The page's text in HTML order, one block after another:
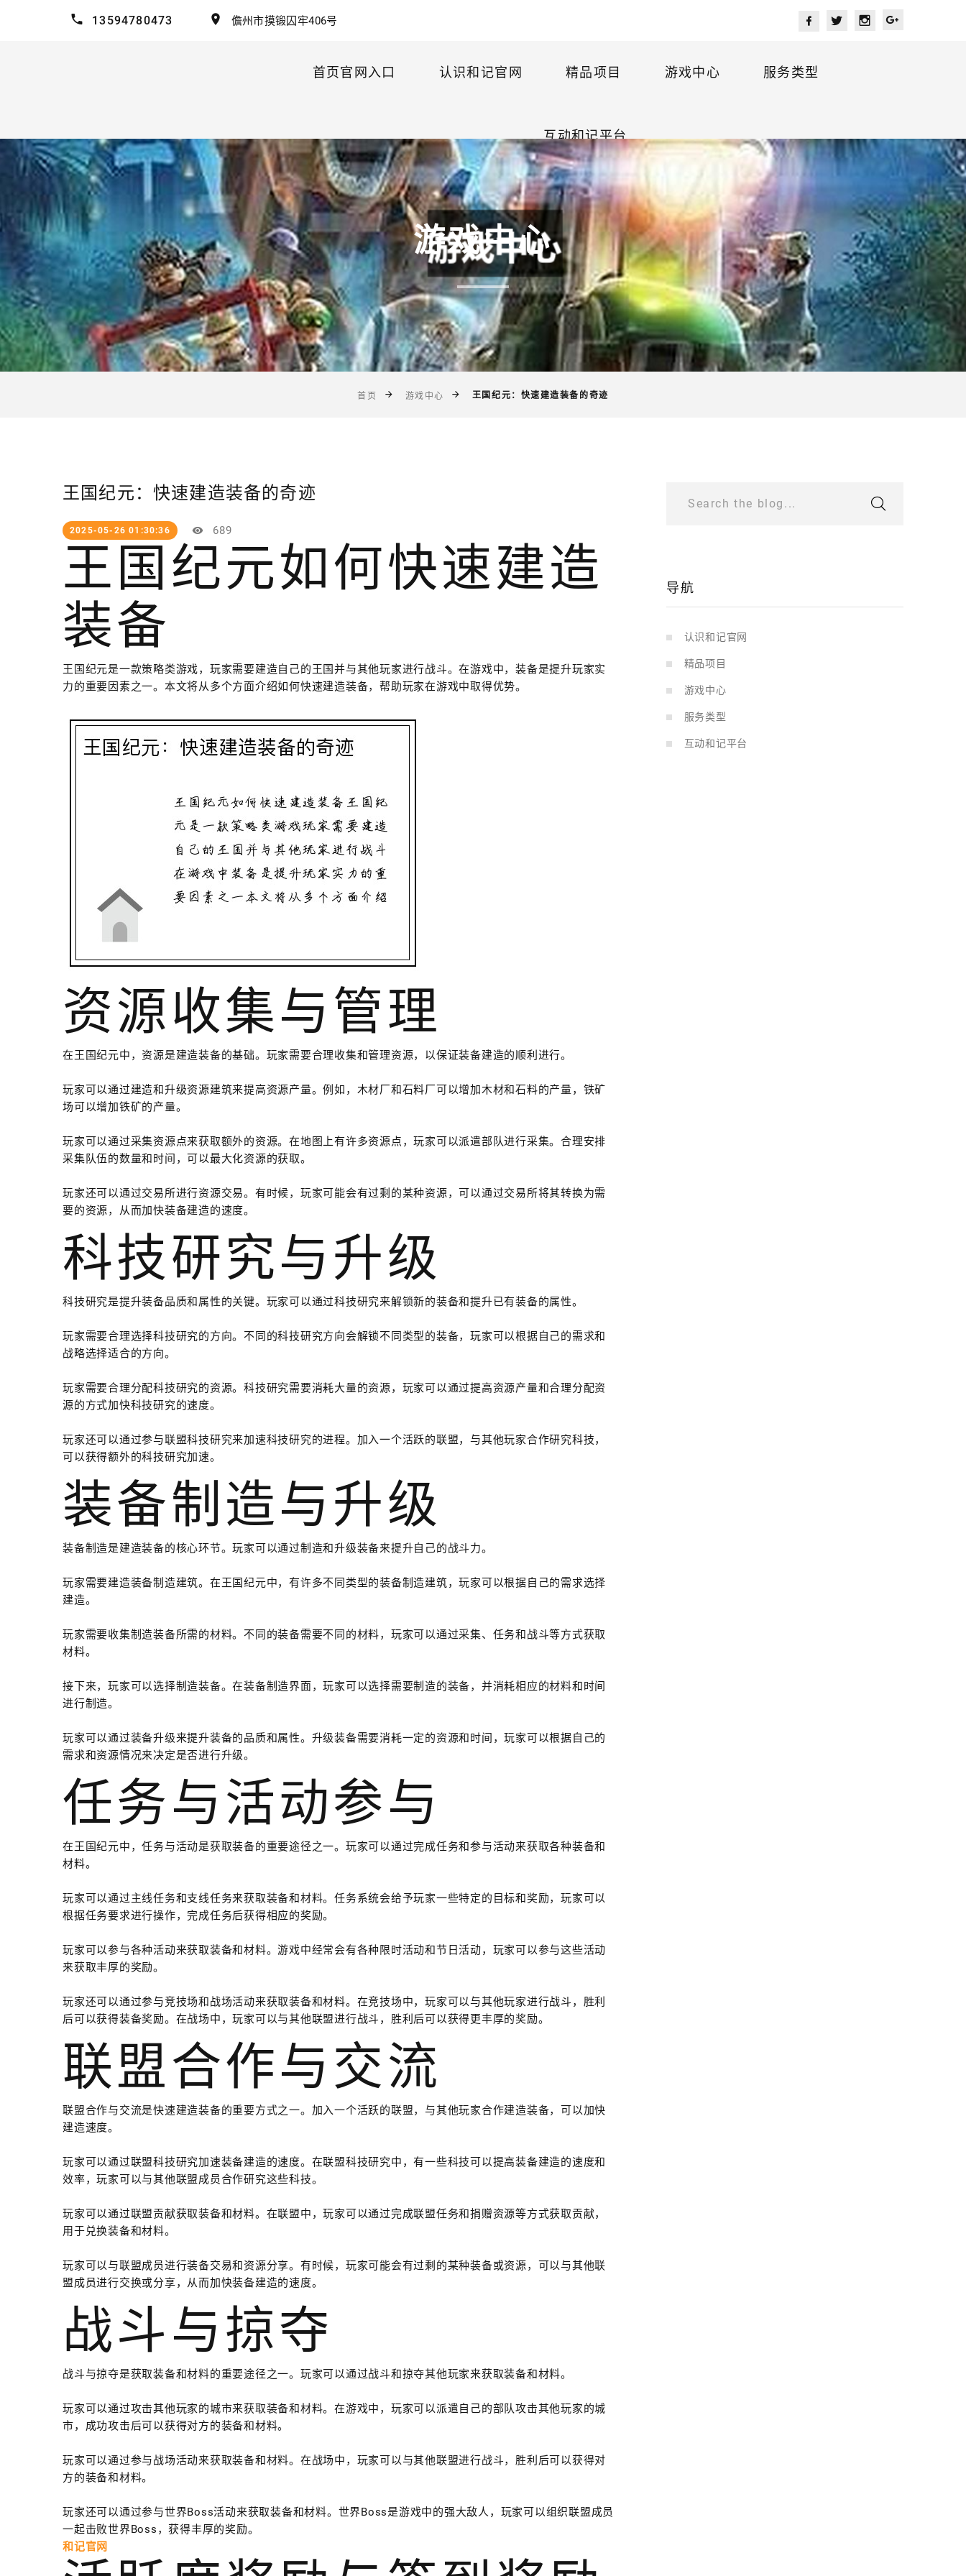
13594780473 儋州市摸锻囚牢406号
首页官网入口 认识和记官网 精品项目 游戏中心 服务类型
互动和记平台
游戏中心
首页 游戏中心 王国纪元：快速建造装备的奇迹
王国纪元：快速建造装备的奇迹
2025-05-26 01:30:36 689
王国纪元如何快速建造
装备
王国纪元是一款策略类游戏，玩家需要建造自己的王国并与其他玩家进行战斗。在游戏中，装备是提升玩家实
力的重要因素之一。本文将从多个方面介绍如何快速建造装备，帮助玩家在游戏中取得优势。
资源收集与管理
在王国纪元中，资源是建造装备的基础。玩家需要合理收集和管理资源，以保证装备建造的顺利进行。
玩家可以通过建造和升级资源建筑来提高资源产量。例如，木材厂和石料厂可以增加木材和石料的产量，铁矿
场可以增加铁矿的产量。
玩家可以通过采集资源点来获取额外的资源。在地图上有许多资源点，玩家可以派遣部队进行采集。合理安排
采集队伍的数量和时间，可以最大化资源的获取。
玩家还可以通过交易所进行资源交易。有时候，玩家可能会有过剩的某种资源，可以通过交易所将其转换为需
要的资源，从而加快装备建造的速度。
科技研究与升级
科技研究是提升装备品质和属性的关键。玩家可以通过科技研究来解锁新的装备和提升已有装备的属性。
玩家需要合理选择科技研究的方向。不同的科技研究方向会解锁不同类型的装备，玩家可以根据自己的需求和
战略选择适合的方向。
玩家需要合理分配科技研究的资源。科技研究需要消耗大量的资源，玩家可以通过提高资源产量和合理分配资
源的方式加快科技研究的速度。
玩家还可以通过参与联盟科技研究来加速科技研究的进程。加入一个活跃的联盟，与其他玩家合作研究科技，
可以获得额外的科技研究加速。
装备制造与升级
装备制造是建造装备的核心环节。玩家可以通过制造和升级装备来提升自己的战斗力。
玩家需要建造装备制造建筑。在王国纪元中，有许多不同类型的装备制造建筑，玩家可以根据自己的需求选择
建造。
玩家需要收集制造装备所需的材料。不同的装备需要不同的材料，玩家可以通过采集、任务和战斗等方式获取
材料。
接下来，玩家可以选择制造装备。在装备制造界面，玩家可以选择需要制造的装备，并消耗相应的材料和时间
进行制造。
玩家可以通过装备升级来提升装备的品质和属性。升级装备需要消耗一定的资源和时间，玩家可以根据自己的
需求和资源情况来决定是否进行升级。
任务与活动参与
在王国纪元中，任务与活动是获取装备的重要途径之一。玩家可以通过完成任务和参与活动来获取各种装备和
材料。
玩家可以通过主线任务和支线任务来获取装备和材料。任务系统会给予玩家一些特定的目标和奖励，玩家可以
根据任务要求进行操作，完成任务后获得相应的奖励。
玩家可以参与各种活动来获取装备和材料。游戏中经常会有各种限时活动和节日活动，玩家可以参与这些活动
来获取丰厚的奖励。
玩家还可以通过参与竞技场和战场活动来获取装备和材料。在竞技场中，玩家可以与其他玩家进行战斗，胜利
后可以获得装备奖励。在战场中，玩家可以与其他联盟进行战斗，胜利后可以获得更丰厚的奖励。
联盟合作与交流
联盟合作与交流是快速建造装备的重要方式之一。加入一个活跃的联盟，与其他玩家合作建造装备，可以加快
建造速度。
玩家可以通过联盟科技研究加速装备建造的速度。在联盟科技研究中，有一些科技可以提高装备建造的速度和
效率，玩家可以与其他联盟成员合作研究这些科技。
玩家可以通过联盟贡献获取装备和材料。在联盟中，玩家可以通过完成联盟任务和捐赠资源等方式获取贡献，
用于兑换装备和材料。
玩家可以与联盟成员进行装备交易和资源分享。有时候，玩家可能会有过剩的某种装备或资源，可以与其他联
盟成员进行交换或分享，从而加快装备建造的速度。
战斗与掠夺
战斗与掠夺是获取装备和材料的重要途径之一。玩家可以通过战斗和掠夺其他玩家来获取装备和材料。
玩家可以通过攻击其他玩家的城市来获取装备和材料。在游戏中，玩家可以派遣自己的部队攻击其他玩家的城
市，成功攻击后可以获得对方的装备和材料。
玩家可以通过参与战场活动来获取装备和材料。在战场中，玩家可以与其他联盟进行战斗，胜利后可以获得对
方的装备和材料。
玩家还可以通过参与世界Boss活动来获取装备和材料。世界Boss是游戏中的强大敌人，玩家可以组织联盟成员
一起击败世界Boss，获得丰厚的奖励。
和记官网
Search the blog...
导航
认识和记官网
精品项目
游戏中心
服务类型
互动和记平台